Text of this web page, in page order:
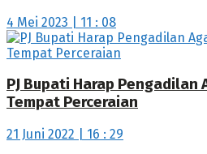
4 Mei 2023 | 11 : 08
PJ Bupati Harap Pengadilan
Tempat Perceraian
21 Juni 2022 | 16 : 29